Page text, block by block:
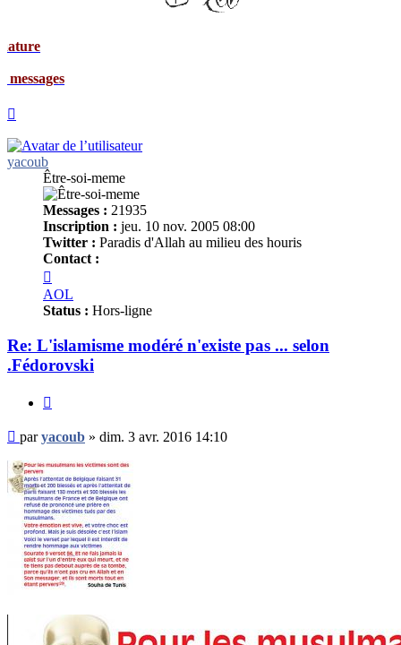
yacoub
Être-soi-meme
Messages : 21935
Inscription : jeu. 10 nov. 2005 08:00
Twitter : Paradis d'Allah au milieu des houris
Contact :
yacoub
AOL
Status : Hors-ligne
Re: L'islamisme modéré n'existe pas ... selon
.Fédorovski
Message
non
lu
paryacoub » dim. 3 avr. 2016 14:10